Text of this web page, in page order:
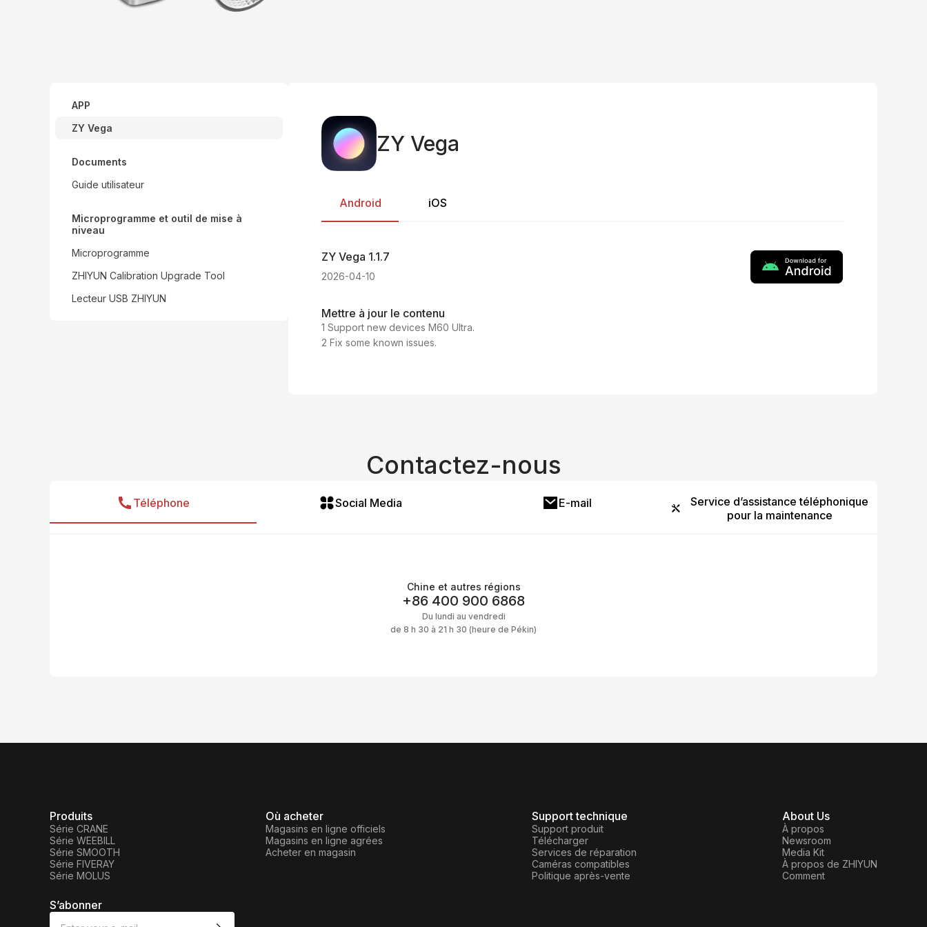
APP
ZY Vega
Documents
Guide utilisateur
Microprogramme et outil de mise à
niveau
Microprogramme
ZHIYUN Calibration Upgrade Tool
Lecteur USB ZHIYUN
ZY Vega
Android iOS
ZY Vega 1.1.7
2026-04-10
Mettre à jour le contenu
1 Support new devices M60 Ultra.
2 Fix some known issues.
Contactez-nous
Téléphone Social Media E-mail
Service d’assistance téléphonique
pour la maintenance
Chine et autres régions
+86 400 900 6868
Du lundi au vendredi
de 8 h 30 à 21 h 30 (heure de Pékin)
Produits
Série CRANE
Série WEEBILL
Série SMOOTH
Série FIVERAY
Série MOLUS
Où acheter
Magasins en ligne officiels
Magasins en ligne agrées
Acheter en magasin
Support technique
Support produit
Télécharger
Services de réparation
Caméras compatibles
Politique après-vente
About Us
À propos
Newsroom
Media Kit
À propos de ZHIYUN
Comment
S’abonner